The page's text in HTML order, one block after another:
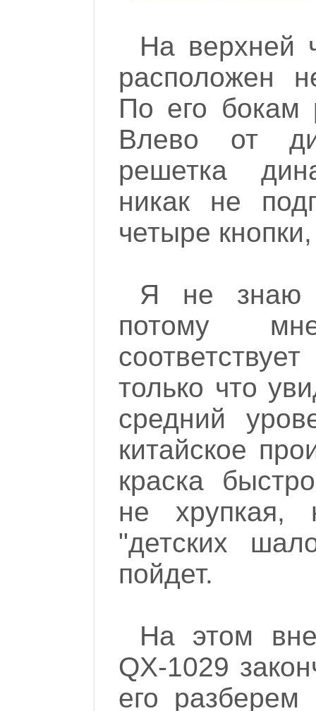
На верхней
расположен
По его бокам
Влево от
решетка
никак не
четыре
Я не знаю
потому
только что
средний
китайское
краска
не хрупкая,
"детских
пойдет.
На этом
QX-1029
его